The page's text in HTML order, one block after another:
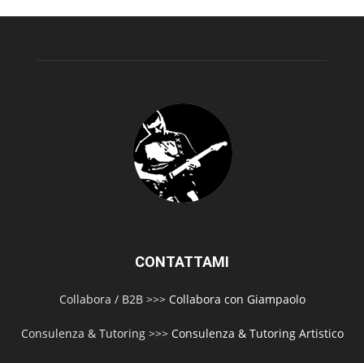
CONTATTAMI
Collabora / B2B >>> Collabora con Giampaolo
Consulenza & Tutoring >>> Consulenza & Tutoring Artistico